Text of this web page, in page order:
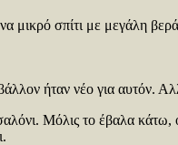
σπίτι με μεγάλη
ήταν νέο για
Μόλις το έβαλα